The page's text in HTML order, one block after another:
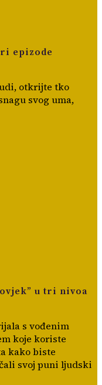
epizode
otkrijte tko
svog uma,
u tri nivoa
s vođenim
koje koriste
kako biste
svoj puni ljudski